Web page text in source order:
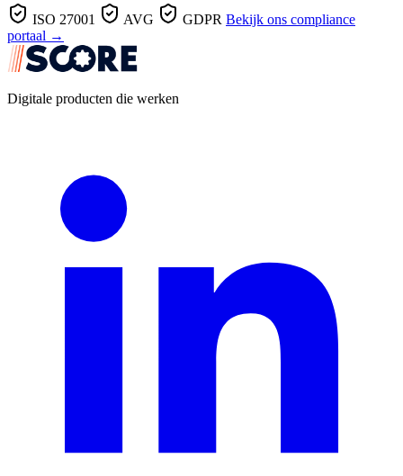
ISO 27001 AVG GDPR Bekijk ons compliance
portaal →
Digitale producten die werken